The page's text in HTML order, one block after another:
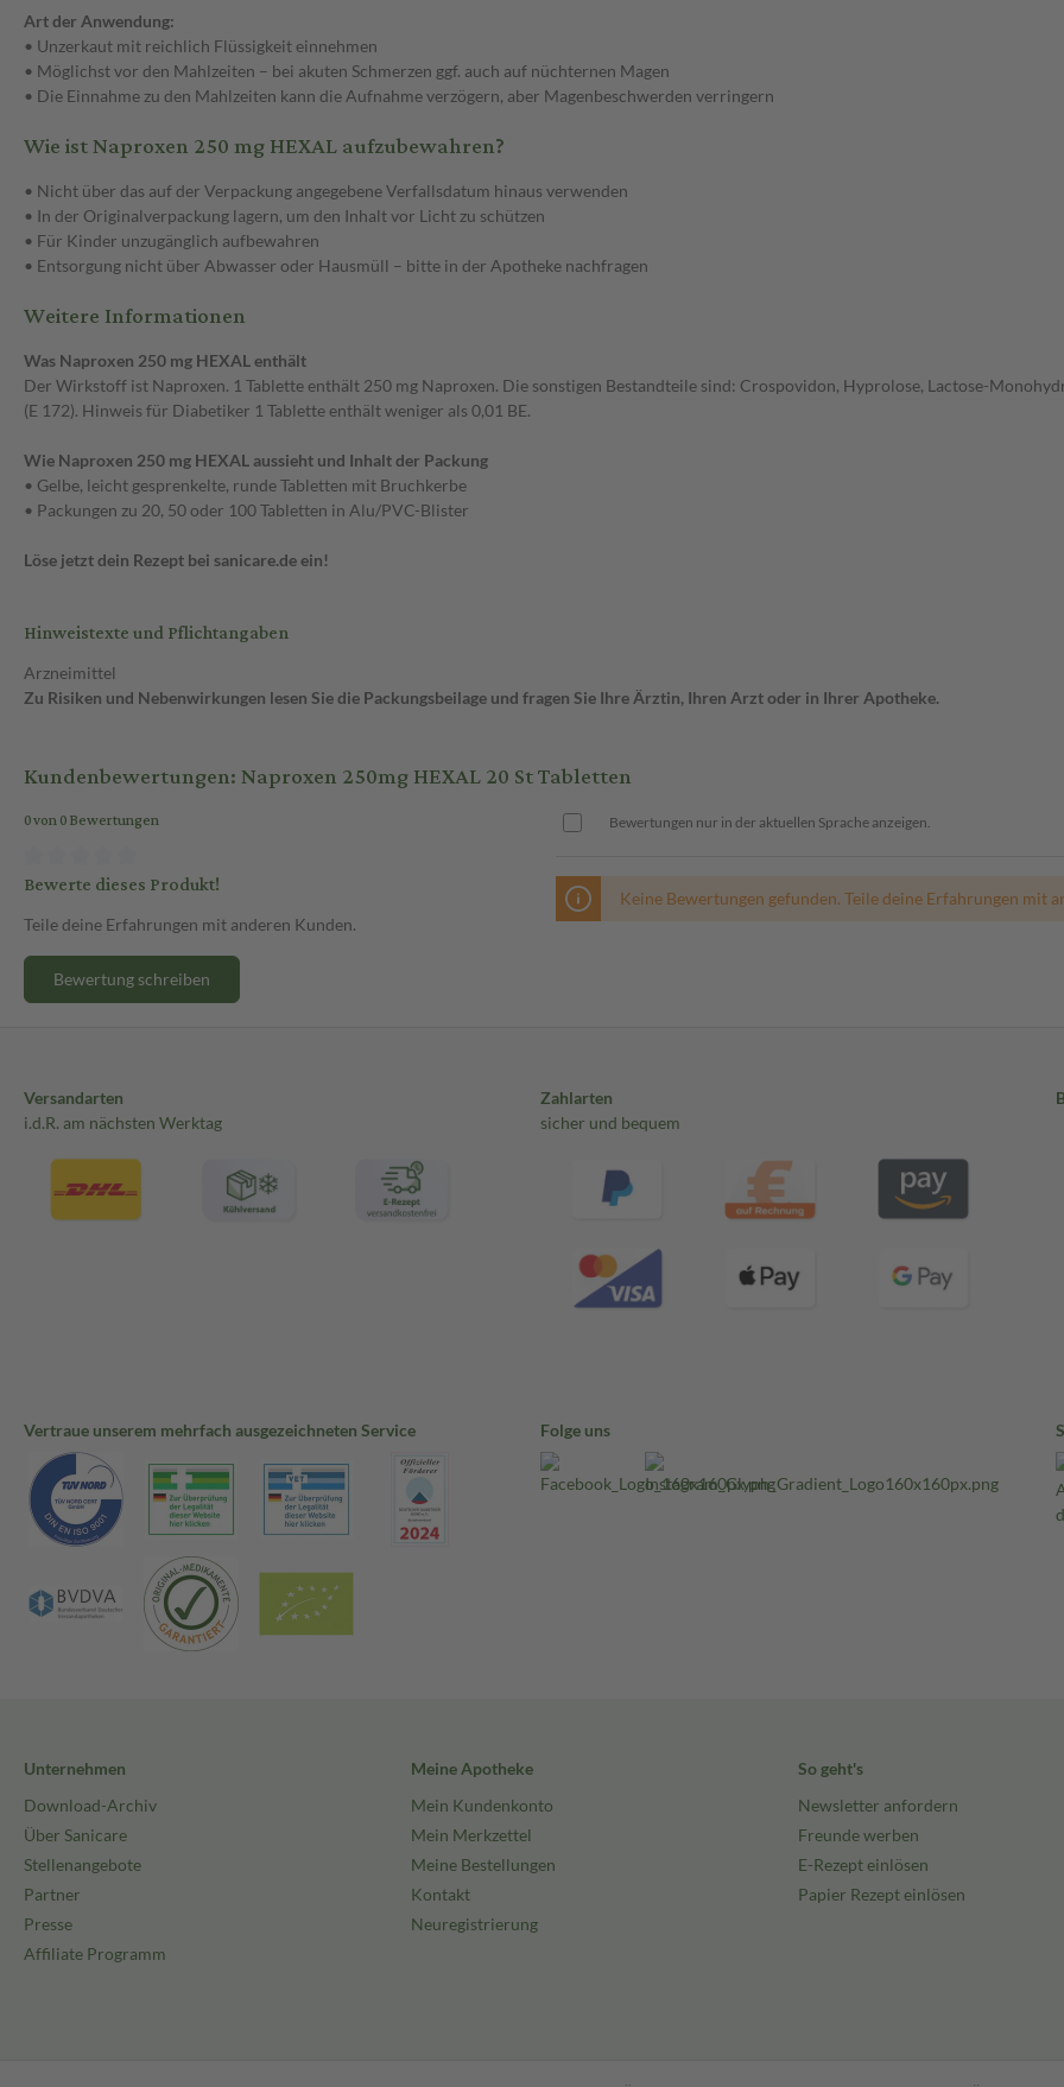
Art der Anwendung:
• Unzerkaut mit reichlich Flüssigkeit einnehmen
• Möglichst vor den Mahlzeiten – bei akuten Schmerzen ggf. auch auf nüchternen Magen
• Die Einnahme zu den Mahlzeiten kann die Aufnahme verzögern, aber Magenbeschwerden verringern
Wie ist Naproxen 250 mg HEXAL aufzubewahren?
• Nicht über das auf der Verpackung angegebene Verfallsdatum hinaus verwenden
• In der Originalverpackung lagern, um den Inhalt vor Licht zu schützen
• Für Kinder unzugänglich aufbewahren
• Entsorgung nicht über Abwasser oder Hausmüll – bitte in der Apotheke nachfragen
Weitere Informationen
Was Naproxen 250 mg HEXAL enthält
Der Wirkstoff ist Naproxen. 1 Tablette enthält 250 mg Naproxen. Die sonstigen Bestandteile sind: Crospovidon, Hyprolose, Lactose-
(E 172). Hinweis für Diabetiker 1 Tablette enthält weniger als 0,01 BE.
Wie Naproxen 250 mg HEXAL aussieht und Inhalt der Packung
• Gelbe, leicht gesprenkelte, runde Tabletten mit Bruchkerbe
• Packungen zu 20, 50 oder 100 Tabletten in Alu/PVC-Blister
Löse jetzt dein Rezept bei sanicare.de ein!
Hinweistexte und Pflichtangaben
Arzneimittel
Zu Risiken und Nebenwirkungen lesen Sie die Packungsbeilage und fragen Sie Ihre Ärztin, Ihren Arzt oder in Ihrer Apotheke.
Kundenbewertungen: Naproxen 250mg HEXAL 20 St Tabletten
0 von 0 Bewertungen
Bewerte dieses Produkt!
Teile deine Erfahrungen mit anderen Kunden.
Bewertung schreiben
Bewertungen nur in der aktuellen Sprache anzeigen.
Keine Bewertungen gefunden. Teile deine Erfahrungen mit
Versandarten
i.d.R. am nächsten Werktag
Zahlarten
sicher und bequem
Vertraue unserem mehrfach ausgezeichneten Service Folge uns
Unternehmen
Download-Archiv
Über Sanicare
Stellenangebote
Partner
Presse
Affiliate Programm
Meine Apotheke
Mein Kundenkonto
Mein Merkzettel
Meine Bestellungen
Kontakt
Neuregistrierung
So geht's
Newsletter anfordern
Freunde werben
E-Rezept einlösen
Papier Rezept einlösen